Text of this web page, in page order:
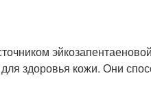
здоровья кожи. Они